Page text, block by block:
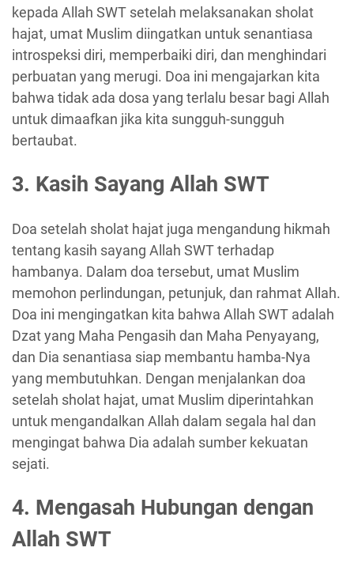
kepada Allah SWT setelah melaksanakan sholat
hajat, umat Muslim diingatkan untuk senantiasa
introspeksi diri, memperbaiki diri, dan menghindari
perbuatan yang merugi. Doa ini mengajarkan kita
bahwa tidak ada dosa yang terlalu besar bagi Allah
untuk dimaafkan jika kita sungguh-sungguh
bertaubat.
3. Kasih Sayang Allah SWT
Doa setelah sholat hajat juga mengandung hikmah
tentang kasih sayang Allah SWT terhadap
hambanya. Dalam doa tersebut, umat Muslim
memohon perlindungan, petunjuk, dan rahmat Allah.
Doa ini mengingatkan kita bahwa Allah SWT adalah
Dzat yang Maha Pengasih dan Maha Penyayang,
dan Dia senantiasa siap membantu hamba-Nya
yang membutuhkan. Dengan menjalankan doa
setelah sholat hajat, umat Muslim diperintahkan
untuk mengandalkan Allah dalam segala hal dan
mengingat bahwa Dia adalah sumber kekuatan
sejati.
4. Mengasah Hubungan dengan
Allah SWT